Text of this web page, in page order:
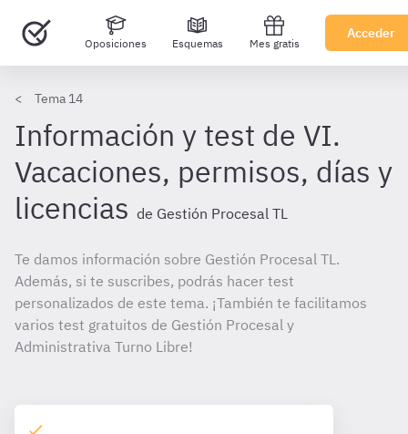
Oposiciones Esquemas Mes gratis
Acceder
Tema 14
Información y test de VI.
Vacaciones, permisos, días y
licencias de Gestión Procesal TL
Te damos información sobre Gestión Procesal TL.
Además, si te suscribes, podrás hacer test
personalizados de este tema. ¡También te facilitamos
varios test gratuitos de Gestión Procesal y
Administrativa Turno Libre!